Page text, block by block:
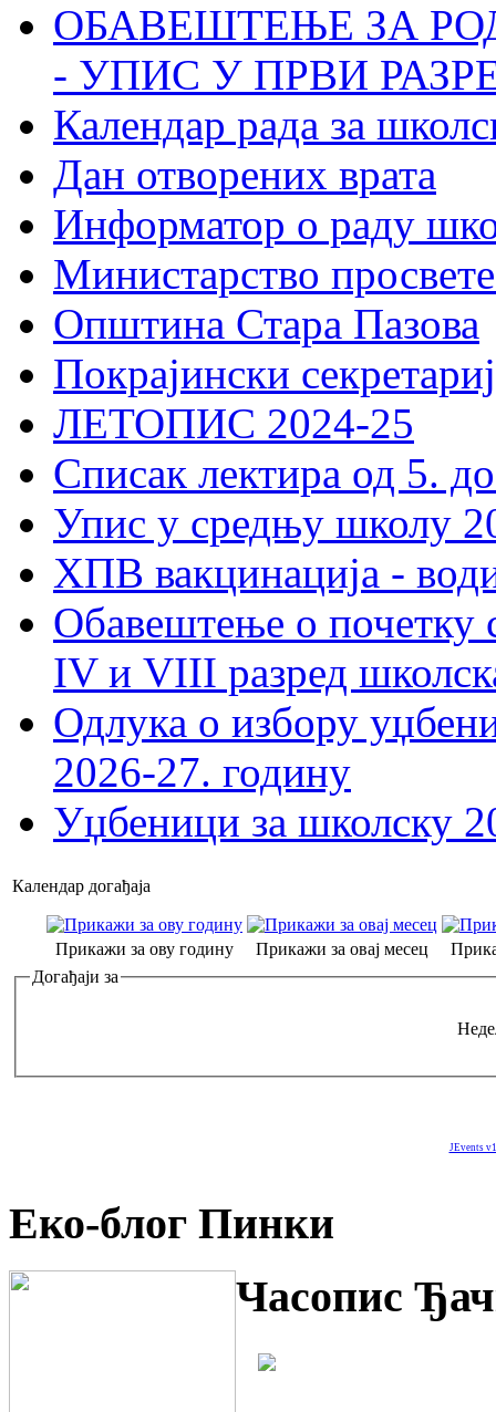
ОБАВЕШТЕЊЕ ЗА
- УПИС У ПРВИ
Календар рада за
Дан отворених врата
Информатор о раду
Министарство
Општина Стара Пазова
Покрајински
ЛЕТОПИС 2024-25
Списак лектира од 5.
Упис у средњу школу
ХПВ вакцинација -
Обавештење о почетку
IV и VIII разред
Одлука о избору
2026-27. годину
Уџбеници за школску
Календар догађаја
Прикажи за ову годину Прикажи за овај месец
Догађаји за
JEvents
Еко-блог Пинки
Часопис